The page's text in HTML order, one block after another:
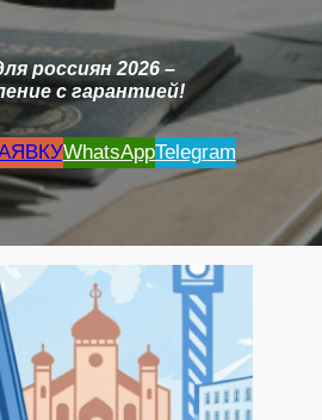
россиян 2026 –
с гарантией!
WhatsAppTelegram